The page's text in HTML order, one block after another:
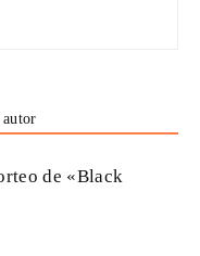
de «Black